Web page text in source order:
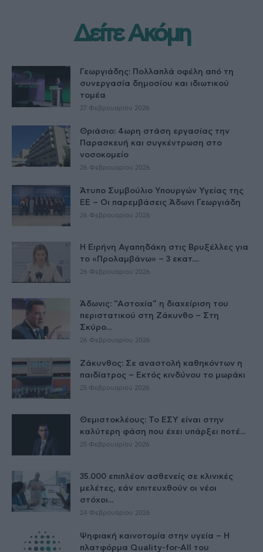
Δείτε Ακόμη
Γεωργιάδης: Πολλαπλά οφέλη από τη
συνεργασία δημοσίου και ιδιωτικού
τομέα
27 Φεβρουαρίου 2026
Θριάσιο: 4ωρη στάση εργασίας την
Παρασκευή και συγκέντρωση στο
νοσοκομείο
26 Φεβρουαρίου 2026
Άτυπο Συμβούλιο Υπουργών Υγείας της
ΕE – Οι παρεμβάσεις Άδωνι Γεωργιάδη
26 Φεβρουαρίου 2026
Η Ειρήνη Αγαπηδάκη στις Βρυξέλλες για
το «Προλαμβάνω» – 3 εκατ....
26 Φεβρουαρίου 2026
Άδωνις: “Αστοχία” η διαχείριση του
περιστατικού στη Ζάκυνθο – Στη
Σκύρο...
26 Φεβρουαρίου 2026
Ζάκυνθος: Σε αναστολή καθηκόντων η
παιδίατρος – Εκτός κινδύνου το μωράκι
25 Φεβρουαρίου 2026
Θεμιστοκλέους: Το ΕΣΥ είναι στην
καλύτερη φάση που έχει υπάρξει ποτέ...
25 Φεβρουαρίου 2026
35.000 επιπλέον ασθενείς σε κλινικές
μελέτες, εάν επιτευχθούν οι νέοι
στόχοι...
24 Φεβρουαρίου 2026
Ψηφιακή καινοτομία στην υγεία – H
πλατφόρμα Quality-for-All του